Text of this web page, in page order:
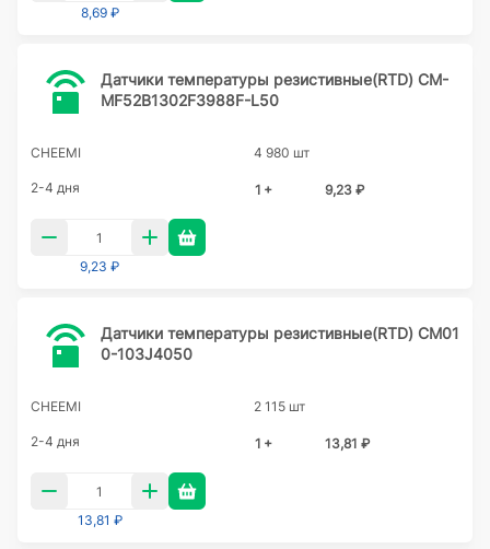
8,69 ₽
Датчики температуры резистивные(RTD) CM-
MF52B1302F3988F-L50
CHEEMI 4 980 шт
2-4 дня 1 + 9,23 ₽
9,23 ₽
Датчики температуры резистивные(RTD) CM01
0-103J4050
CHEEMI 2 115 шт
2-4 дня 1 + 13,81 ₽
13,81 ₽